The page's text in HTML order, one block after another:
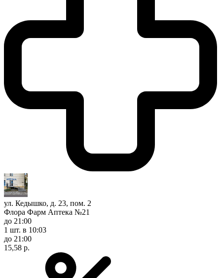
ул. Кедышко, д. 23, пом. 2
Флора Фарм Аптека №21
до 21:00
1 шт. в 10:03
до 21:00
15,58 р.